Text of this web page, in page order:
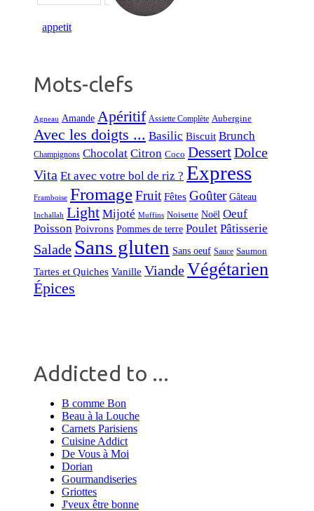
Mots-clefs
Agneau Amande Apéritif Assiette Complète Aubergine
Avec les doigts ... Basilic Biscuit Brunch
Champignons Chocolat Citron Coco DessertDolce
Vita Et avec votre bol de riz ? Express
Framboise FromageFruit Fêtes Goûter Gâteau
Inchallah Light Mijoté Muffins Noisette Noël Oeuf
Poisson Poivrons Pommes de terre Poulet Pâtisserie
Salade Sans gluten Sans oeuf Sauce Saumon
Tartes et Quiches Vanille ViandeVégétarien
Épices
Addicted to ...
B comme Bon
Beau à la Louche
Carnets Parisiens
Cuisine Addict
De Vous à Moi
Dorian
Gourmandiseries
Griottes
J'veux être bonne